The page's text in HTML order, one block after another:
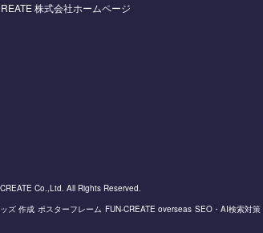
株式会社ホームページ
Co.,Ltd. All Rights Reserved.
ズ 作成 ポスターフレーム FUN-CREATE overseas SEO・AI検索対策